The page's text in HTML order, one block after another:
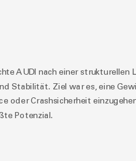
AUDI nach einer strukturellen
Stabilität. Ziel war es, eine
oder Crashsicherheit
Potenzial.